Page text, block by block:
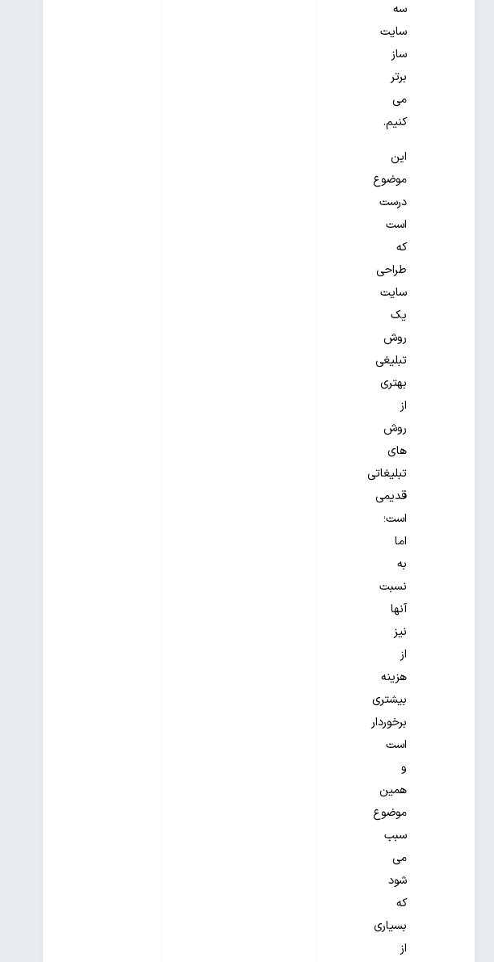
سه
سایت
ساز
برتر
می
کنیم.
این
موضوع
درست
است
که
طراحی
سایت
یک
روش
تبلیغی
بهتری
از
روش
های
تبلیغاتی
قدیمی
است؛
اما
به
نسبت
آنها
نیز
از
هزینه
بیشتری
برخوردار
است
و
همین
موضوع
سبب
می
شود
که
بسیاری
از